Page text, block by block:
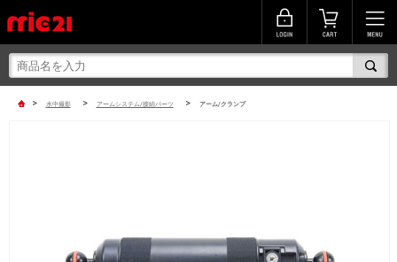
> 水中撮影 > アームシステム/接続パーツ > アーム/クランプ